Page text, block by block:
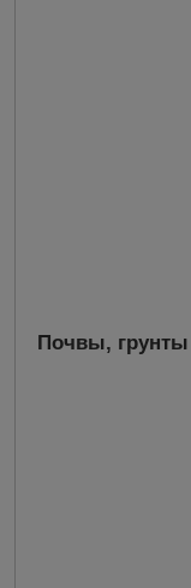
Почвы, грунты